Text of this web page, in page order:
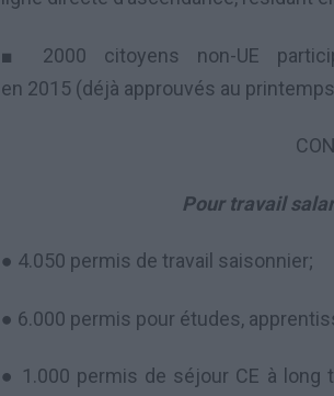
■ 2000 citoyens non-UE
en 2015 (déjà approuvés au
Pour travail
● 4.050 permis de travail saisonnier;
● 6.000 permis pour études,
● 1.000 permis de séjour CE à long